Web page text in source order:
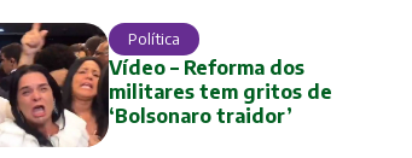
Política
Vídeo – Reforma dos
militares tem gritos de
‘Bolsonaro traidor’